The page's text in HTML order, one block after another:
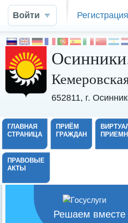
Войти Регистрация
652811, г.
ГЛАВНАЯ
СТРАНИЦА
ПРИЁМ
ГРАЖДАН
ПРАВОВЫЕ
АКТЫ
Решаем вместе